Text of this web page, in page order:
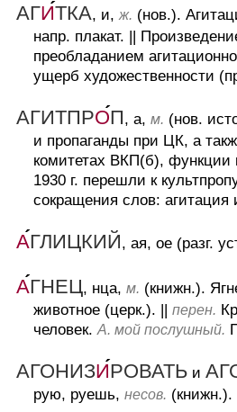
АГИТКА, и,ж. (нов.).
напр. плакат.
преобладанием
ущерб художественности
АГИТПРОП, а, м. (нов.
и пропаганды при ЦК, а
комитетах ВКП(б), функции
1930 г. перешли к
сокращения слов: агитация
АГЛИЦКИЙ, ая, ое (разг.
АГНЕЦ, нца, м. (книжн.).
животное (церк.).
перен.
человек. А. мой послушный.
АГОНИЗИРОВАТЬ и
рую, руешь, несов. (книжн.).